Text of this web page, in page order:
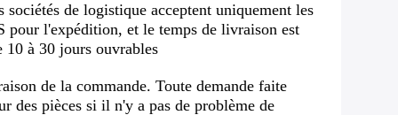
de logistique acceptent uniquement les
pour l'expédition, et le temps de livraison est
10 à 30 jours ouvrables
de la commande. Toute demande faite
des pièces si il n'y a pas de problème de